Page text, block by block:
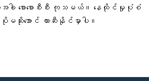
အခါ စောစောစီးစီး ကုသမယ်။ နေထိုင်မှုပုံစံ
ဆိုးအောင် တားဆီးနိုင်မှာပါ။